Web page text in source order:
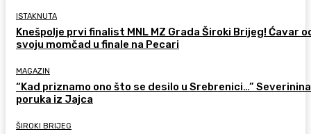
ISTAKNUTA
Knešpolje prvi finalist MNL MZ Grada Široki Brijeg! Ćavar
svoju momčad u finale na Pecari
MAGAZIN
“Kad priznamo ono što se desilo u Srebrenici…” Severinina
poruka iz Jajca
ŠIROKI BRIJEG